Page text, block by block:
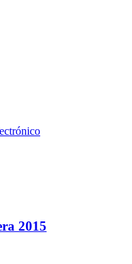
2015